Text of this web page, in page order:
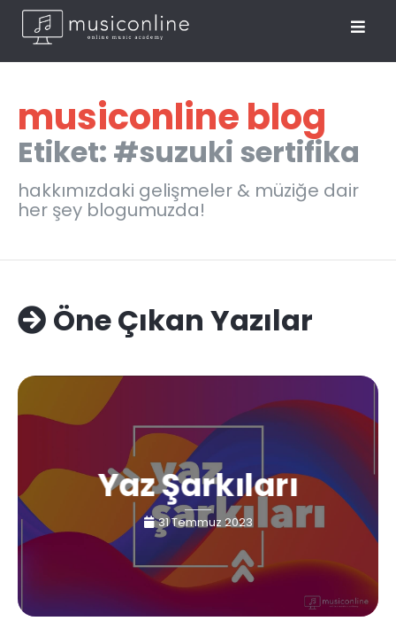
musiconline blog
Etiket: #suzuki sertifika
hakkımızdaki gelişmeler & müziğe dair
her şey blogumuzda!
Öne Çıkan Yazılar
Yaz Şarkıları
31 Temmuz 2023